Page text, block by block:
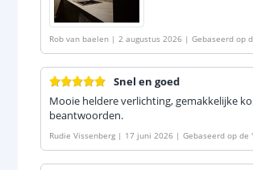
Rob van baelen | 2 augustus 2026 | Gebaseerd op
Snel en goed
Mooie heldere verlichting, gemakkelijke
beantwoorden.
Rudie Vissenberg | 17 juni 2026 | Gebaseerd op de '